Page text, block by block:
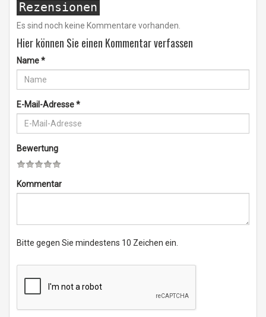
Rezensionen
Es sind noch keine Kommentare vorhanden.
Hier können Sie einen Kommentar verfassen
Name*
E-Mail-Adresse*
Bewertung
Kommentar
Bitte gegen Sie mindestens 10 Zeichen ein.